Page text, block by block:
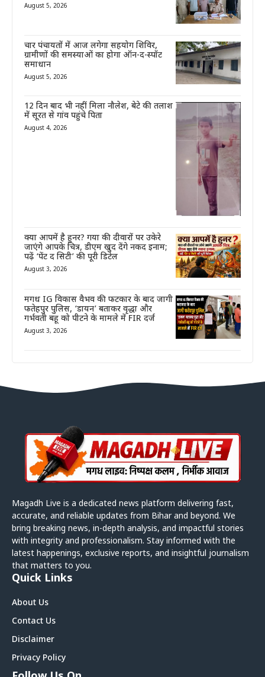
August 5, 2026
चार पंचायतों में आज लगेगा सहयोग शिविर,
ग्रामीणों की समस्याओं का होगा ऑन-द-स्पॉट
समाधान
August 5, 2026
12 दिन बाद भी नहीं मिला नौलेश, बेटे की तलाश
में सूरत से गांव पहुंचे पिता
August 4, 2026
क्या आपमें है हुनर? गया की दीवारों पर उकेरे
जाएंगे आपके चित्र, डीएम खुद देंगे नकद इनाम;
पढ़ें ‘पेंट द सिटी’ की पूरी डिटेल
August 3, 2026
मगध IG विकास वैभव की फटकार के बाद जागी
फतेहपुर पुलिस, ‘डायन’ बताकर वृद्धा और
गर्भवती बहू को पीटने के मामले में FIR दर्ज
August 3, 2026
Magadh Live is a dedicated news platform delivering fast,
accurate, and reliable updates from Bihar and beyond. We
bring breaking news, in-depth analysis, and impactful stories
with integrity and professionalism. Stay informed with the
latest happenings, exclusive reports, and insightful journalism
that matters to you.
Quick Links
About Us
Contact Us
Disclaimer
Privacy Policy